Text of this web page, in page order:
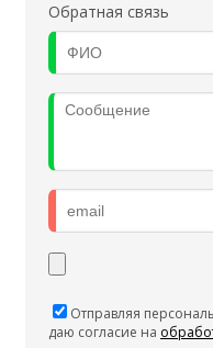
Обратная связь
Отправляя
даю согласие на